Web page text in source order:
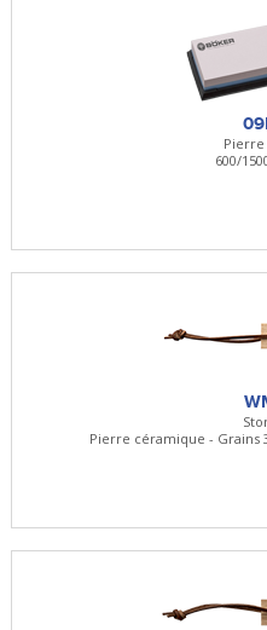
Pierre
600/
Pierre céramique - Grains